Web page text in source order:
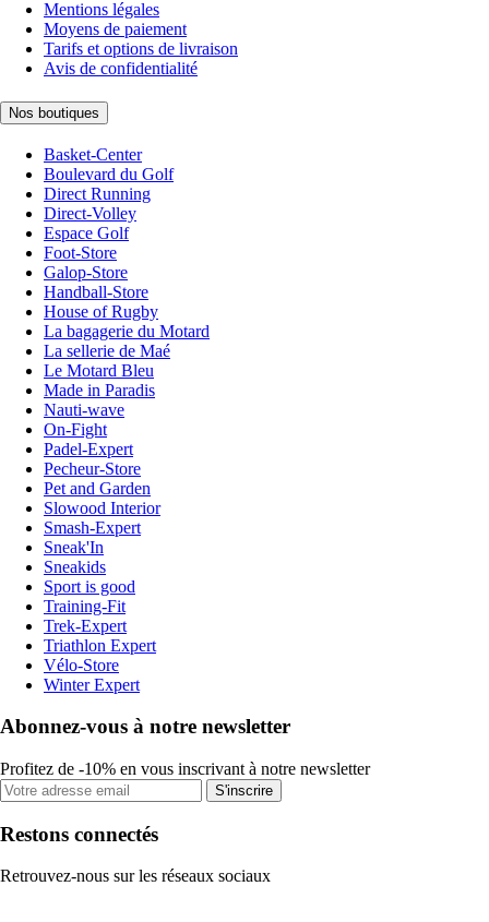
Mentions légales
Moyens de paiement
Tarifs et options de livraison
Avis de confidentialité
Nos boutiques
Basket-Center
Boulevard du Golf
Direct Running
Direct-Volley
Espace Golf
Foot-Store
Galop-Store
Handball-Store
House of Rugby
La bagagerie du Motard
La sellerie de Maé
Le Motard Bleu
Made in Paradis
Nauti-wave
On-Fight
Padel-Expert
Pecheur-Store
Pet and Garden
Slowood Interior
Smash-Expert
Sneak'In
Sneakids
Sport is good
Training-Fit
Trek-Expert
Triathlon Expert
Vélo-Store
Winter Expert
Abonnez-vous à notre newsletter
Profitez de -10% en vous inscrivant à notre newsletter
S'inscrire
Restons connectés
Retrouvez-nous sur les réseaux sociaux